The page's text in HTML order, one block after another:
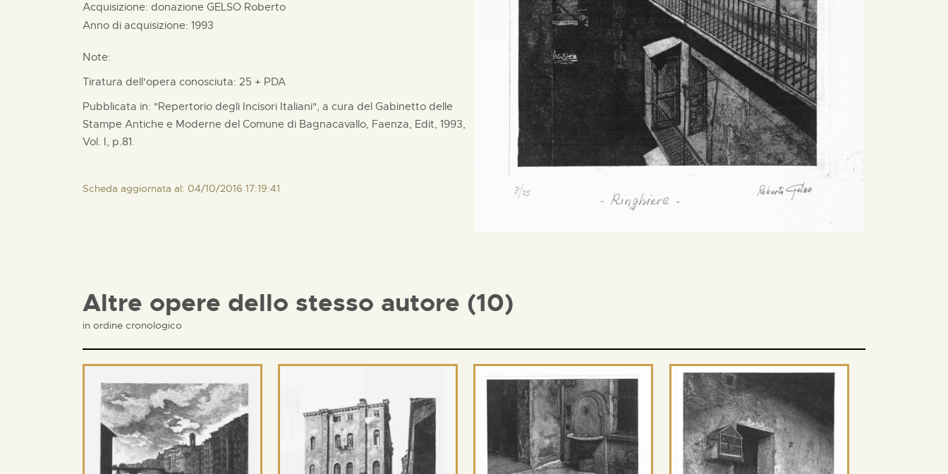
Acquisizione: donazione GELSO Roberto
Anno di acquisizione: 1993
Note:
Tiratura dell'opera conosciuta: 25 + PDA
Pubblicata in: "Repertorio degli Incisori Italiani", a cura del Gabinetto delle
Stampe Antiche e Moderne del Comune di Bagnacavallo, Faenza, Edit, 1993,
Vol. I, p.81.
Scheda aggiornata al: 04/10/2016 17:19:41
Altre opere dello stesso autore (10)
in ordine cronologico